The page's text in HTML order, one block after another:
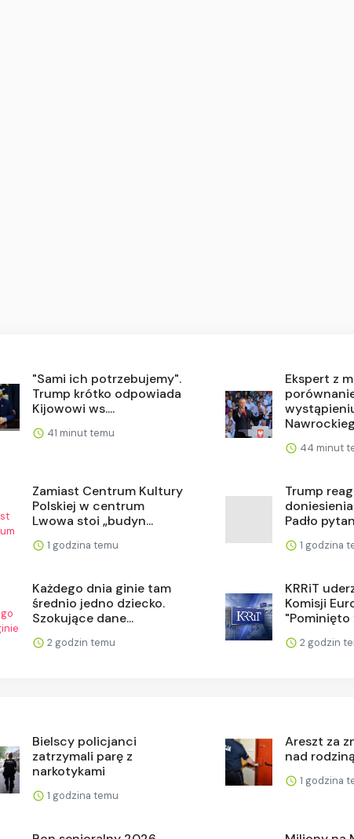
"Sami ich potrzebujemy".
Trump krótko odpowiada
Kijowowi ws....
41 minut temu
Ekspert z
44 minut
Zamiast Centrum Kultury
Polskiej w centrum
Lwowa stoi „budyn...
1 godzina temu
Trump
Padło
1 godzina
Każdego dnia ginie tam
średnio jedno dziecko.
Szokujące dane...
2 godzin temu
KRRiT
Komisji
"Pominięto
2 godzin
Bielscy policjanci
zatrzymali parę z
narkotykami
1 godzina temu
Areszt za
nad
1 godzina